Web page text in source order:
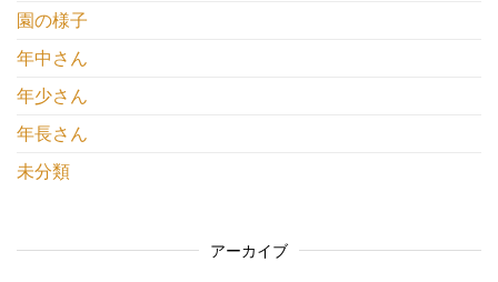
園の様子
年中さん
年少さん
年長さん
未分類
アーカイブ